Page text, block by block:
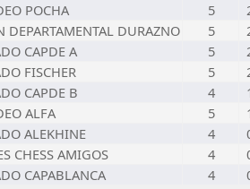
POCHA 5
DEPARTAMENTAL DURAZNO 5
CAPDE A 5
FISCHER 5
CAPDE B 4
ALFA 5
ALEKHINE 4
CHESS AMIGOS 4
CAPABLANCA 4